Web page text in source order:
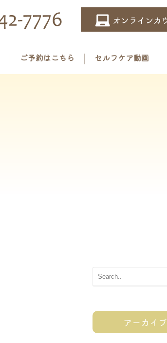
ご予約はこちら セルフケア動画
アーカイブ